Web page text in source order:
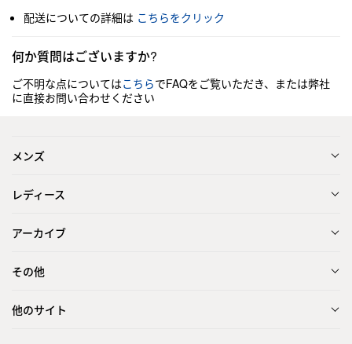
配送についての詳細は こちらをクリック
何か質問はございますか?
ご不明な点についてはこちらでFAQをご覧いただき、または弊社
に直接お問い合わせください
メンズ
レディース
アーカイブ
その他
他のサイト